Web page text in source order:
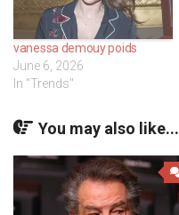
vanessa demouy poids
June 6, 2026
In "Trends"
You may also like...